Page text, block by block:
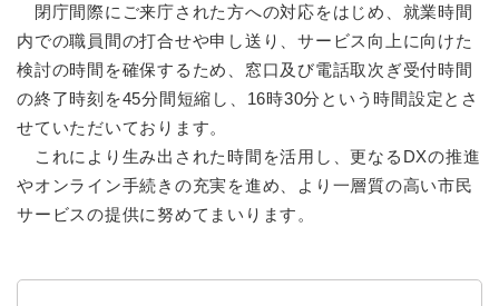
閉庁間際にご来庁された方への対応をはじめ、就業時間
内での職員間の打合せや申し送り、サービス向上に向けた
検討の時間を確保するため、窓口及び電話取次ぎ受付時間
の終了時刻を45分間短縮し、16時30分という時間設定とさ
せていただいております。
これにより生み出された時間を活用し、更なるDXの推進
やオンライン手続きの充実を進め、より一層質の高い市民
サービスの提供に努めてまいります。